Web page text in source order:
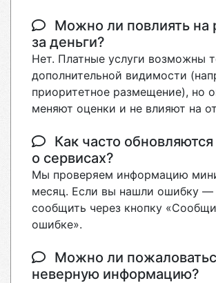
Можно ли повлиять на
за деньги?
Нет. Платные услуги возможны
дополнительной видимости
приоритетное размещение), но
меняют оценки и не влияют на
Как часто
о сервисах?
Мы проверяем информацию
месяц. Если вы нашли ошибку
сообщить через кнопку
ошибке».
Можно ли
неверную информацию?